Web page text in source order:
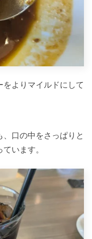
よりマイルドにして
口の中をさっぱりと
います。